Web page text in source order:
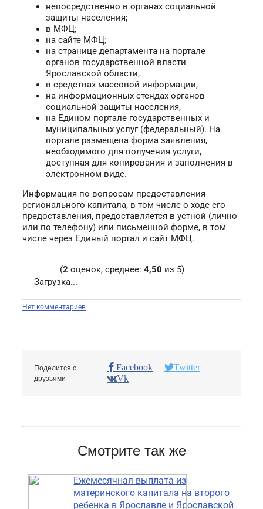
непосредственно в органах социальной
защиты населения;
в МФЦ;
на сайте МФЦ;
на странице департамента на портале
органов государственной власти
Ярославской области,
в средствах массовой информации,
на информационных стендах органов
социальной защиты населения,
на Едином портале государственных и
муниципальных услуг (федеральный). На
портале размещена форма заявления,
необходимого для получения услуги,
доступная для копирования и заполнения в
электронном виде.
Информация по вопросам предоставления
регионального капитала, в том числе о ходе его
предоставления, предоставляется в устной (лично
или по телефону) или письменной форме, в том
числе через Единый портал и сайт МФЦ.
(2 оценок, среднее: 4,50 из 5)
Загрузка...
Нет комментариев
Поделится с
друзьями
Facebook
Twitter
Vk
Смотрите так же
Ежемесячная выплата из
материнского капитала на второго
ребенка в Ярославле и Ярославской